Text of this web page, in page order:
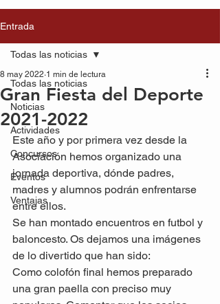
Entrada
Todas las noticias
Noticias
Actividades
Concursos
Eventos
Ventajas
Todas las noticias
Gran Fiesta del Deporte
2021-2022
8 may 2022 1 min de lectura
Este año y por primera vez desde la
Asociación hemos organizado una
jornada deportiva, dónde padres,
madres y alumnos podrán enfrentarse
entre ellos.
Se han montado encuentros en futbol y
baloncesto. Os dejamos una imágenes
de lo divertido que han sido:
Como colofón final hemos preparado
una gran paella con preciso muy